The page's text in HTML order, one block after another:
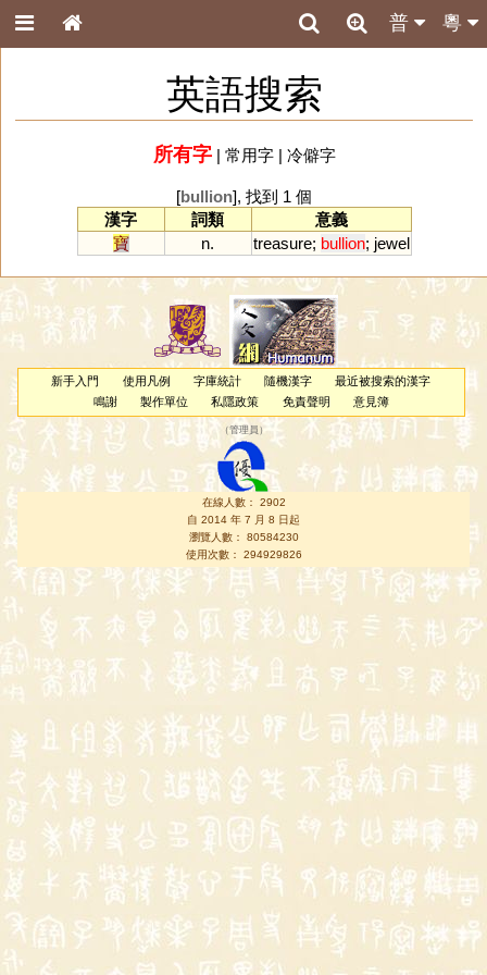
粵
普
英語搜索
所有字| 常用字| 冷僻字
[bullion], 找到 1 個
漢字
詞類
意義
寶
n. treasure; bullion; jewel
新手入門 使用凡例 字庫統計 隨機漢字
最近被搜索的漢字
鳴謝
製作單位 私隱政策 免責聲明 意見簿
（管理員 ）
在線人數： 2902
自 2014 年 7 月 8 日起
瀏覽人數： 80584230
使用次數： 294929826